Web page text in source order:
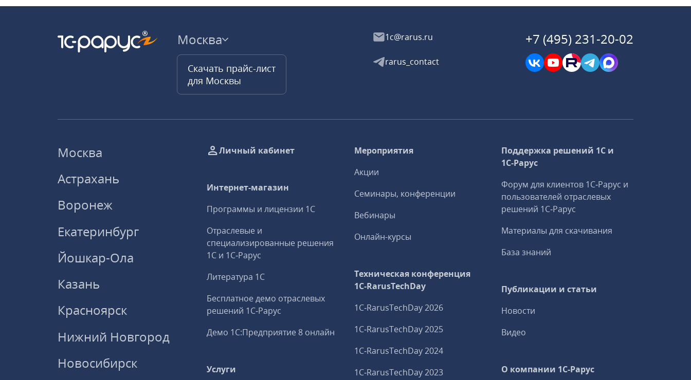
Москва
Скачать прайс-лист
для Москвы
1c@rarus.ru
rarus_contact
+7 (495) 231-20-02
Москва
Астрахань
Воронеж
Екатеринбург
Йошкар-Ола
Казань
Красноярск
Нижний Новгород
Новосибирск
Личный кабинет
Интернет-магазин
Программы и лицензии 1С
Отраслевые и
специализированные решения
1С и 1С‑Рарус
Литература 1С
Бесплатное демо отраслевых
решений 1С‑Рарус
Демо 1С:Предприятие 8 онлайн
Услуги
Мероприятия
Акции
Семинары, конференции
Вебинары
Онлайн-курсы
Техническая конференция
1C‑RarusTechDay
1C‑RarusTechDay 2026
1C‑RarusTechDay 2025
1C‑RarusTechDay 2024
1C‑RarusTechDay 2023
Поддержка решений 1С и
1С‑Рарус
Форум для клиентов 1С‑Рарус и
пользователей отраслевых
решений 1С‑Рарус
Материалы для скачивания
База знаний
Публикации и статьи
Новости
Видео
О компании 1C-Рарус